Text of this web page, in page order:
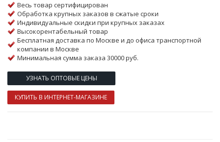
Весь товар сертифицирован
Обработка крупных заказов в сжатые сроки
Индивидуальные скидки при крупных заказах
Высокорентабельный товар
Бесплатная доставка по Москве и до офиса транспортной
компании в Москве
Минимальная сумма заказа 30000 руб.
УЗНАТЬ ОПТОВЫЕ ЦЕНЫ
КУПИТЬ В ИНТЕРНЕТ-МАГАЗИНЕ